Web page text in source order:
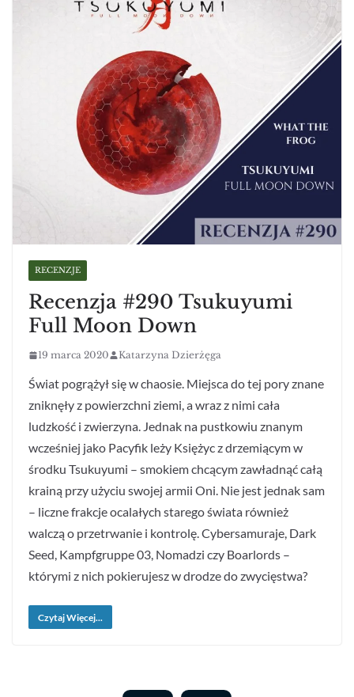
RECENZJE
Recenzja #290 Tsukuyumi
Full Moon Down
19 marca 2020 Katarzyna Dzierżęga
Świat pogrążył się w chaosie. Miejsca do tej pory znane
zniknęły z powierzchni ziemi, a wraz z nimi cała
ludzkość i zwierzyna. Jednak na pustkowiu znanym
wcześniej jako Pacyfik leży Księżyc z drzemiącym w
środku Tsukuyumi – smokiem chcącym zawładnąć całą
krainą przy użyciu swojej armii Oni. Nie jest jednak sam
– liczne frakcje ocalałych starego świata również
walczą o przetrwanie i kontrolę. Cybersamuraje, Dark
Seed, Kampfgruppe 03, Nomadzi czy Boarlords –
którymi z nich pokierujesz w drodze do zwycięstwa?
Czytaj Więcej...